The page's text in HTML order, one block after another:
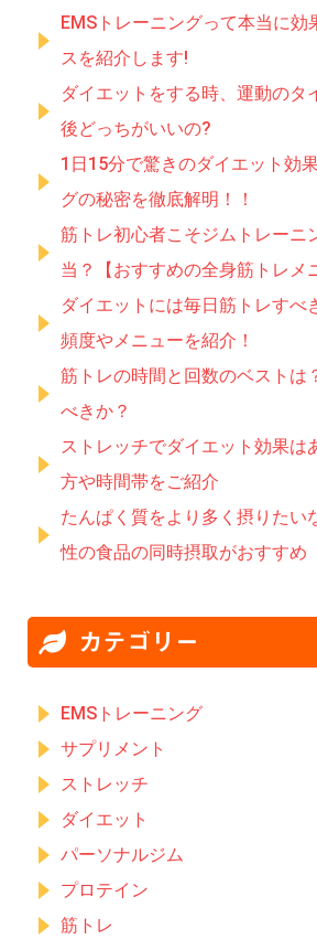
EMSトレーニングって本当に効
スを紹介します!
ダイエットをする時、運動のタ
後どっちがいいの?
1日15分で驚きのダイエット効
グの秘密を徹底解明！！
筋トレ初心者こそジムトレーニ
当？【おすすめの全身筋トレメ
ダイエットには毎日筋トレすべ
頻度やメニューを紹介！
筋トレの時間と回数のベストは
べきか？
ストレッチでダイエット効果は
方や時間帯をご紹介
たんぱく質をより多く摂りたい
性の食品の同時摂取がおすすめ
カテゴリー
EMSトレーニング
サプリメント
ストレッチ
ダイエット
パーソナルジム
プロテイン
筋トレ